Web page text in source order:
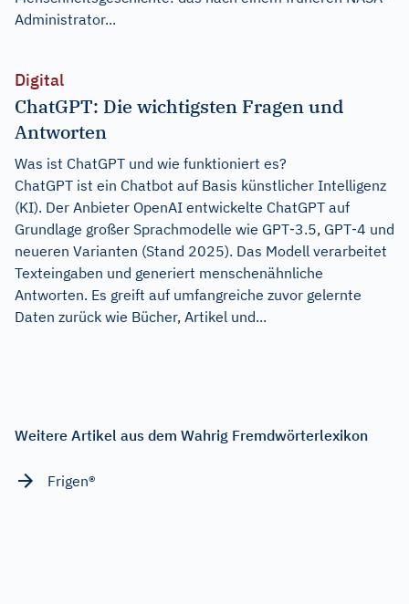
Administrator...
Digital
ChatGPT: Die wichtigsten Fragen und
Antworten
Was ist ChatGPT und wie funktioniert es?
ChatGPT ist ein Chatbot auf Basis künstlicher Intelligenz
(KI). Der Anbieter OpenAI entwickelte ChatGPT auf
Grundlage großer Sprachmodelle wie GPT‑3.5, GPT‑4 und
neueren Varianten (Stand 2025). Das Modell verarbeitet
Texteingaben und generiert menschenähnliche
Antworten. Es greift auf umfangreiche zuvor gelernte
Daten zurück wie Bücher, Artikel und...
Weitere Artikel aus dem Wahrig Fremdwörterlexikon
Frigen®